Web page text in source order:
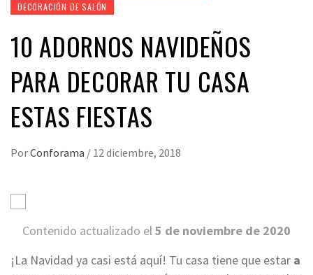
DECORACIÓN DE SALÓN
10 ADORNOS NAVIDEÑOS
PARA DECORAR TU CASA
ESTAS FIESTAS
PorConforama / 12 diciembre, 2018
Contenido actualizado el5 de noviembre de 2020
¡La Navidad ya casi está aquí! Tu casa tiene que estar a